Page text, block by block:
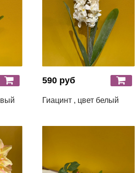
590 руб
Гиацинт , цвет белый